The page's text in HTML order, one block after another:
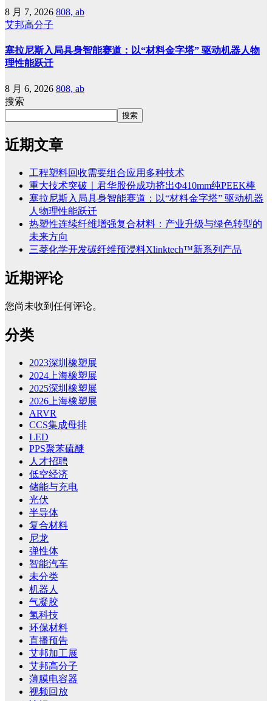
8 月 7, 2026 808, ab
艾邦高分子
塞拉尼斯入局具身智能赛道：以“材料金字塔” 驱动机器人物
理性能跃迁
8 月 6, 2026 808, ab
搜索
搜索
近期文章
工程塑料回收需要组合应用多种技术
重大技术突破｜君华股份成功挤出Φ410mm纯PEEK棒
塞拉尼斯入局具身智能赛道：以“材料金字塔” 驱动机器
人物理性能跃迁
热塑性连续纤维增强复合材料：产业升级与绿色转型的
未来方向
三菱化学开发碳纤维预浸料Xlinktech™新系列产品
近期评论
您尚未收到任何评论。
分类
2023深圳橡塑展
2024上海橡塑展
2025深圳橡塑展
2026上海橡塑展
ARVR
CCS集成母排
LED
PPS聚苯硫醚
人才招聘
低空经济
储能与充电
光伏
半导体
复合材料
尼龙
弹性体
智能汽车
未分类
机器人
气凝胶
氢科技
环保材料
直播预告
艾邦加工展
艾邦高分子
薄膜电容器
视频回放